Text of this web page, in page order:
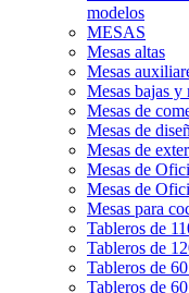
modelos
MESAS
Mesas altas
Mesas
Mesas bajas y
Mesas de
Mesas de
Mesas de
Mesas de
Mesas de
Mesas para
Tableros de
Tableros de
Tableros de
Tableros de